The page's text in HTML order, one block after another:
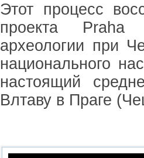
Этот процесс
проекта Praha
археологии при
национального
настоящий
Влтаву в Праге